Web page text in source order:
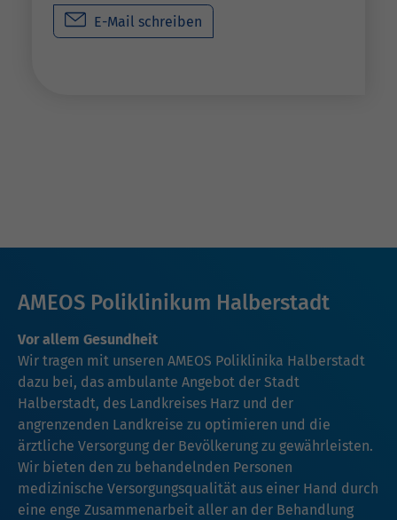
E-Mail schreiben
AMEOS Poliklinikum Halberstadt
Vor allem Gesundheit
Wir tragen mit unseren AMEOS Poliklinika Halberstadt
dazu bei, das ambulante Angebot der Stadt
Halberstadt, des Landkreises Harz und der
angrenzenden Landkreise zu optimieren und die
ärztliche Versorgung der Bevölkerung zu gewährleisten.
Wir bieten den zu behandelnden Personen
medizinische Versorgungsqualität aus einer Hand durch
eine enge Zusammenarbeit aller an der Behandlung